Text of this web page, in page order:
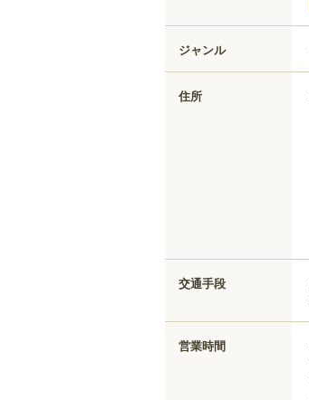
ジャンル
住所
交通手段
営業時間